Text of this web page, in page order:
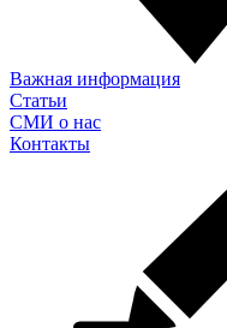
Важная информация
Статьи
СМИ о нас
Контакты